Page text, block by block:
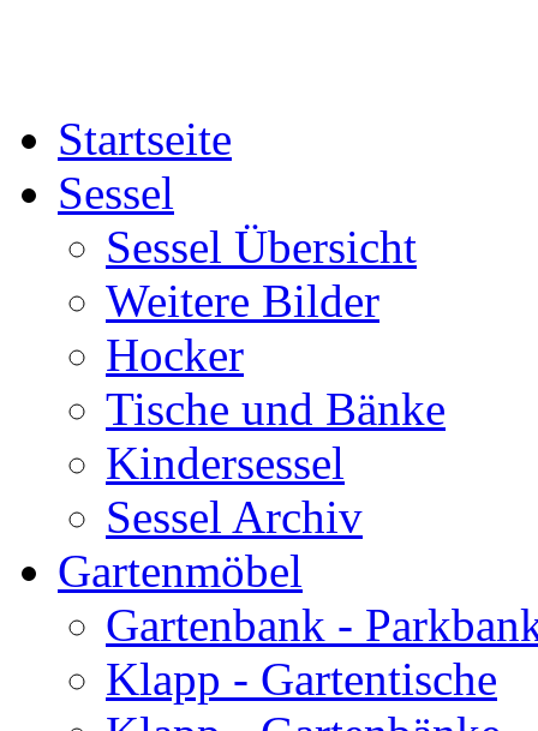
Startseite
Sessel
Sessel Übersicht
Weitere Bilder
Hocker
Tische und Bänke
Kindersessel
Sessel Archiv
Gartenmöbel
Gartenbank -
Klapp - Gartentische